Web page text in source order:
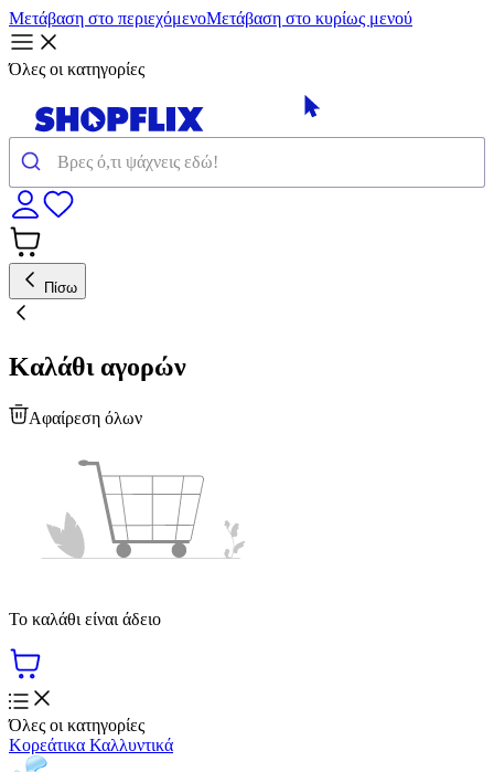
Μετάβαση στο περιεχόμενοΜετάβαση στο κυρίως μενού
Όλες οι κατηγορίες
Πίσω
Καλάθι αγορών
Αφαίρεση όλων
Το καλάθι είναι άδειο
Όλες οι κατηγορίες
Κορεάτικα Καλλυντικά